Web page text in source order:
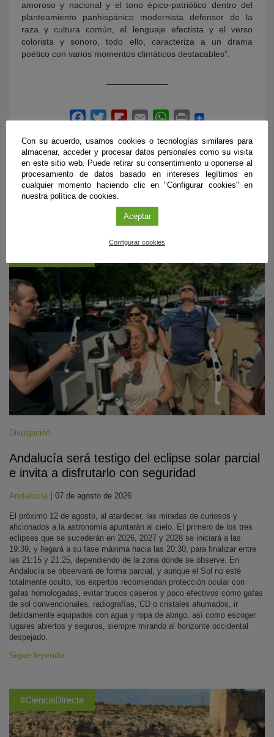
amoroso y nacional y el tono épico-patriótico dentro del
planteamiento panhispánico modernista defensor de la
raza y cultura común, el lenguaje efectista y el verso
colorista y sonoro, todo ello, caracteriza a un drama
poético con varios momentos climáticos destacables”.
ÚLTIMAS PUBLICACIONES
Divulgación
Andalucía será testigo del eclipse solar parcial
e invita a disfrutarlo con seguridad
Andalucía | 07 de agosto de 2026
El próximo 12 de agosto, al atardecer, las miradas de curiosos y
aficionados a la astronomía apuntarán al cielo. El primero de los tres
eclipses que se sucederán en 2026, 2027 y 2028 se iniciará a las
19:39, y llegará a su fase máxima hacia las 20:30, para finalizar entre
las 21:15 y 21:25, dependiendo de la zona dónde se observe. En
Andalucía se observará de forma parcial, y aunque el Sol no esté
totalmente oculto, los expertos recomiendan protección ocular con
gafas homologadas, evitar trucos caseros y poco efectivos como gafas
de sol convencionales, radiografías, CD o cristales ahumados, ir
debidamente equipados con agua y ropa de abrigo, así como escoger
lugares abiertos y seguros, siempre mirando al horizonte occidental
despejado.
Sigue leyendo
#CienciaDirecta
Con su acuerdo, usamos cookies o tecnologías similares para
almacenar, acceder y procesar datos personales como su visita
en este sitio web. Puede retirar su consentimiento u oponerse al
procesamiento de datos basado en intereses legítimos en
cualquier momento haciendo clic en "Configurar cookies" en
nuestra política de cookies.
Aceptar
Configurar cookies